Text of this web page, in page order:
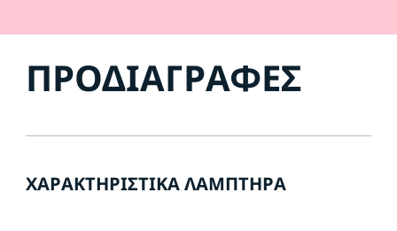
ΠΡΟΔΙΑΓΡΑΦΈΣ
ΧΑΡΑΚΤΗΡΙΣΤΙΚΆ ΛΑΜΠΤΉΡΑ